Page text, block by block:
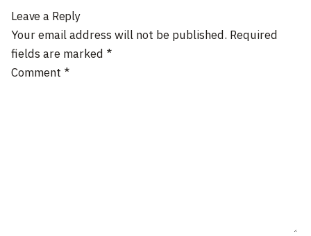
Leave a Reply
Your email address will not be published. Required
fields are marked *
Comment *